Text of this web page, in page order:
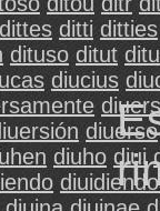
dittes ditti ditties
dituso ditut
diucius
diuerso
diuho diui